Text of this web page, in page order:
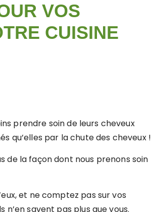
VOS
CUISINE
prendre soin de leurs cheveux
qu’elles par la chute des cheveux !
de la façon dont nous prenons soin
et ne comptez pas sur vos
savent pas plus que vous.